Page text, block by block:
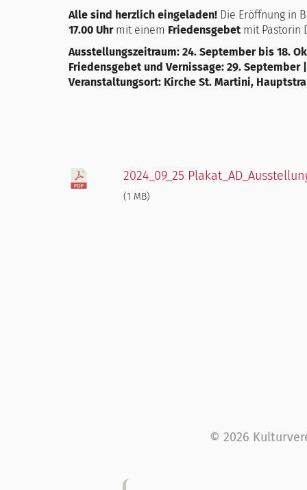
Alle sind herzlich eingeladen! Die Eröffnung in
17.00 Uhr mit einem Friedensgebet mit Pastorin
Ausstellungszeitraum: 24. September bis 18.
Friedensgebet und Vernissage: 29. September |
Veranstaltungsort: Kirche St. Martini,
2024_09_25
(1 MB)
© 2026